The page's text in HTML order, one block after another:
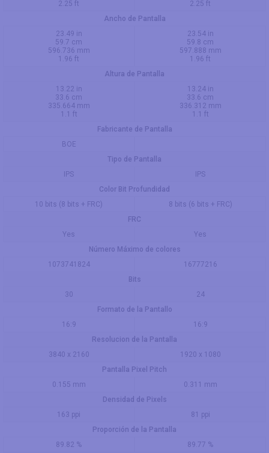
2.25 ft
2.25 ft
Ancho de Pantalla
23.49 in
59.7 cm
596.736 mm
1.96 ft
23.54 in
59.8 cm
597.888 mm
1.96 ft
Altura de Pantalla
13.22 in
33.6 cm
335.664 mm
1.1 ft
13.24 in
33.6 cm
336.312 mm
1.1 ft
Fabricante de Pantalla
BOE
Tipo de Pantalla
IPS
IPS
Color Bit Profundidad
10 bits (8 bits + FRC)
8 bits (6 bits + FRC)
FRC
Yes
Yes
Número Máximo de colores
1073741824
16777216
Bits
30
24
Formato de la Pantallo
16:9
16:9
Resolucion de la Pantalla
3840 x 2160
1920 x 1080
Pantalla Pixel Pitch
0.155 mm
0.311 mm
Densidad de Pixels
163 ppi
81 ppi
Proporción de la Pantalla
89.82 %
89.77 %